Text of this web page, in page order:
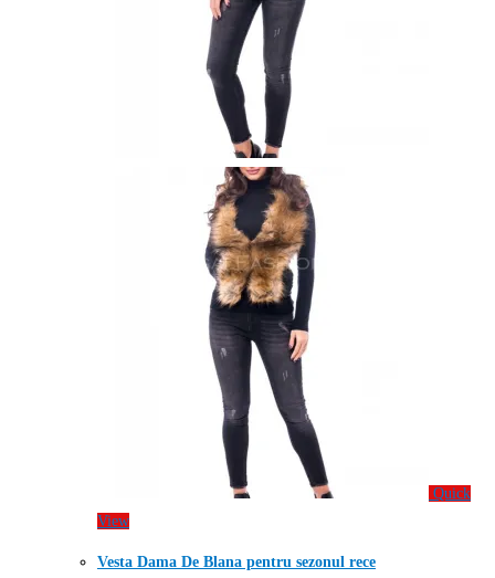
Quick
View
Vesta Dama De Blana pentru sezonul rece